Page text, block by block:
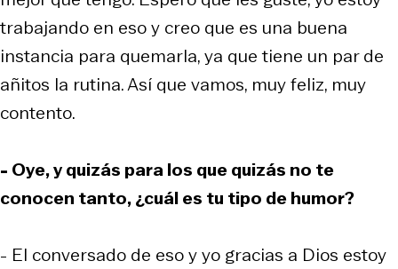
trabajando en eso y creo que es una buena
instancia para quemarla, ya que tiene un par de
añitos la rutina. Así que vamos, muy feliz, muy
contento.
- Oye, y quizás para los que quizás no te
conocen tanto, ¿cuál es tu tipo de humor?
- El conversado de eso y yo gracias a Dios estoy